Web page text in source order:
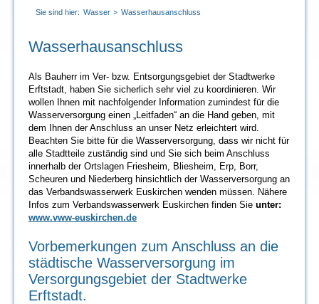
Sie sind hier: Wasser Wasserhausanschluss
Wasserhausanschluss
Als Bauherr im Ver- bzw. Entsorgungsgebiet der Stadtwerke
Erftstadt, haben Sie sicherlich sehr viel zu koordinieren. Wir
wollen Ihnen mit nachfolgender Information zumindest für die
Wasserversorgung einen „Leitfaden“ an die Hand geben, mit
dem Ihnen der Anschluss an unser Netz erleichtert wird.
Beachten Sie bitte für die Wasserversorgung, dass wir nicht für
alle Stadtteile zuständig sind und Sie sich beim Anschluss
innerhalb der Ortslagen Friesheim, Bliesheim, Erp, Borr,
Scheuren und Niederberg hinsichtlich der Wasserversorgung an
das Verbandswasserwerk Euskirchen wenden müssen. Nähere
Infos zum Verbandswasserwerk Euskirchen finden Sie unter:
www.vww-euskirchen.de
Vorbemerkungen zum Anschluss an die
städtische Wasserversorgung im
Versorgungsgebiet der Stadtwerke
Erftstadt.